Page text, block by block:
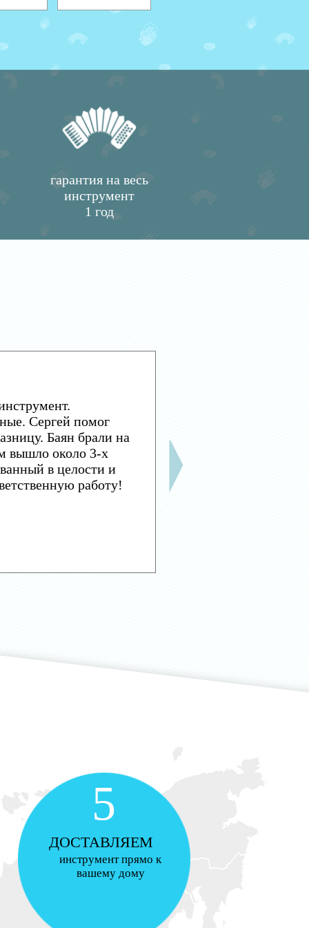
гарантия на весь
инструмент
1 год
Сергей помог
Баян брали на
вышло около 3-х
в целости и
работу!
5
ДОСТАВЛЯЕМ
инструмент прямо к
вашему дому